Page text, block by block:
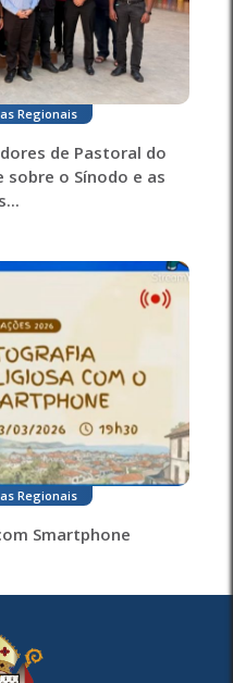
Regionais
de Pastoral do
o Sínodo e as
Regionais
Smartphone